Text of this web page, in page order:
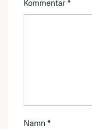
Kommentar *
Namn *